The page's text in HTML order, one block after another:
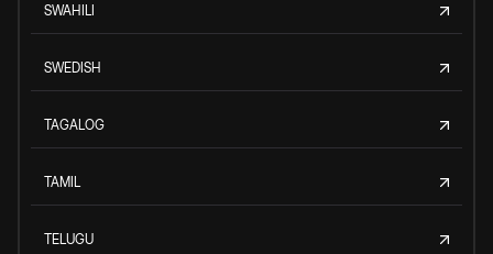
SWAHILI
SWEDISH
TAGALOG
TAMIL
TELUGU